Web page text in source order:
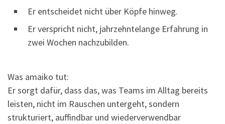
Er entscheidet nicht über Köpfe hinweg.
Er verspricht nicht, jahrzehntelange Erfahrung in
zwei Wochen nachzubilden.
Was amaiko tut:
Er sorgt dafür, dass das, was Teams im Alltag bereits
leisten, nicht im Rauschen untergeht, sondern
strukturiert, auffindbar und wiederverwendbar